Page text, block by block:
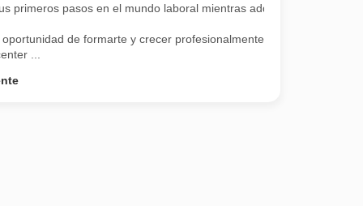
primeros pasos en el mundo laboral mientras adquieres
de formarte y crecer profesionalmente a través de
...